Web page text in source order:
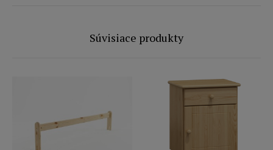
Súvisiace produkty